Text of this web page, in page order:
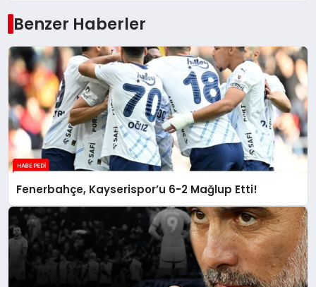
Benzer Haberler
Fenerbahçe, Kayserispor’u 6-2 Mağlup Etti!